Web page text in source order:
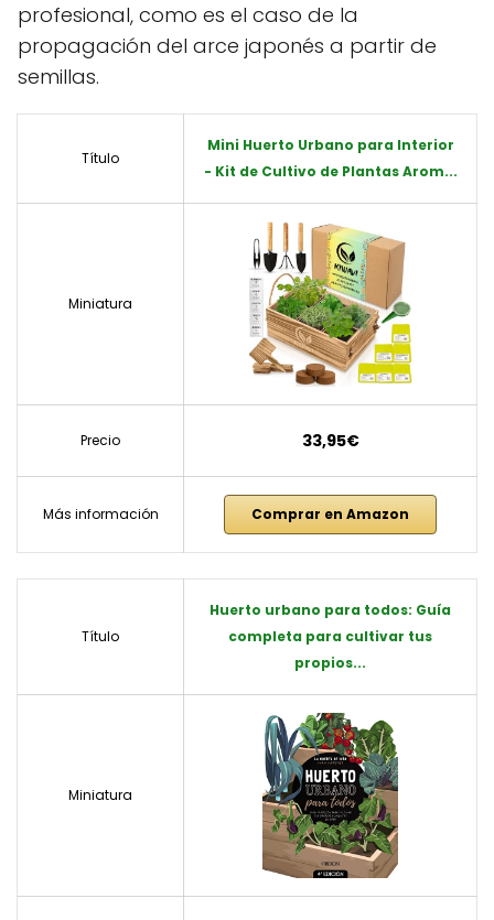
profesional, como es el caso de la
propagación del arce japonés a partir de
semillas.
Título
Mini Huerto Urbano para Interior
- Kit de Cultivo de Plantas Arom...
Miniatura
Precio 33,95€
Más información Comprar en Amazon
Título
Huerto urbano para todos: Guía
completa para cultivar tus
propios...
Miniatura